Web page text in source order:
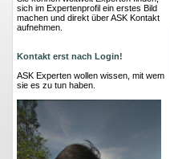
sich im Expertenprofil ein erstes Bild
machen und direkt über ASK Kontakt
aufnehmen.
Kontakt erst nach Login!
ASK Experten wollen wissen, mit wem
sie es zu tun haben.